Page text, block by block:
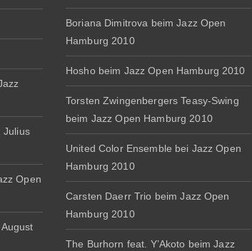
Julius
Open
Boriana Dimitrova beim Jazz Open
Hamburg 2010
Hosho beim Jazz Open Hamburg 2010
Torsten Zwingenbergers Teasy-Swing
beim Jazz Open Hamburg 2010
United Color Ensemble bei Jazz Open
Hamburg 2010
Carsten Daerr Trio beim Jazz Open
Hamburg 2010
The Burhorn feat. Y’Akoto beim Jazz